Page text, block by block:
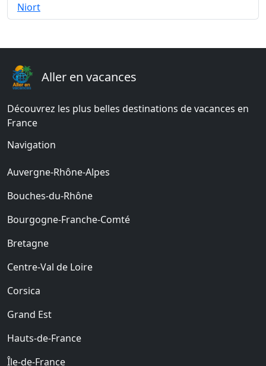
Niort
Aller en vacances
Découvrez les plus belles destinations de vacances en
France
Navigation
Auvergne-Rhône-Alpes
Bouches-du-Rhône
Bourgogne-Franche-Comté
Bretagne
Centre-Val de Loire
Corsica
Grand Est
Hauts-de-France
Île-de-France